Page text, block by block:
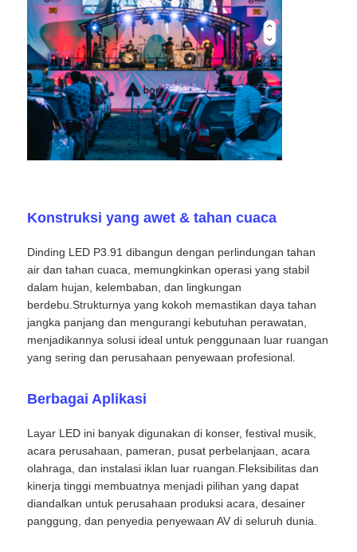
Minta Penawaran Harga
Tampilan Dinding Video LED
Layar layar LED
Sewa layar LED panggung
Dinding video LED COB
Tampilan LED transparan
SMD LED Screen
Papan Tampilan LED Luar
Papan reklame luar ruangan
Konstruksi yang awet & tahan cuaca
Dinding LED P3.91 dibangun dengan perlindungan tahan
air dan tahan cuaca, memungkinkan operasi yang stabil
dalam hujan, kelembaban, dan lingkungan
berdebu.Strukturnya yang kokoh memastikan daya tahan
jangka panjang dan mengurangi kebutuhan perawatan,
menjadikannya solusi ideal untuk penggunaan luar ruangan
yang sering dan perusahaan penyewaan profesional.
Berbagai Aplikasi
Layar LED ini banyak digunakan di konser, festival musik,
acara perusahaan, pameran, pusat perbelanjaan, acara
olahraga, dan instalasi iklan luar ruangan.Fleksibilitas dan
kinerja tinggi membuatnya menjadi pilihan yang dapat
diandalkan untuk perusahaan produksi acara, desainer
panggung, dan penyedia penyewaan AV di seluruh dunia.